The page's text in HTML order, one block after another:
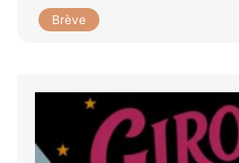
Brève